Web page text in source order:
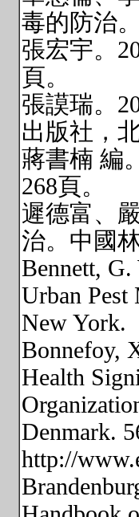
毒的防治
張宏宇。
頁。
張謨瑞。
出版社，
蔣書楠 編
268頁。
遲德富、
治。中國
Bennett, G.
Urban Pest
New York.
Bonnefoy,
Health
Denmark.
http://